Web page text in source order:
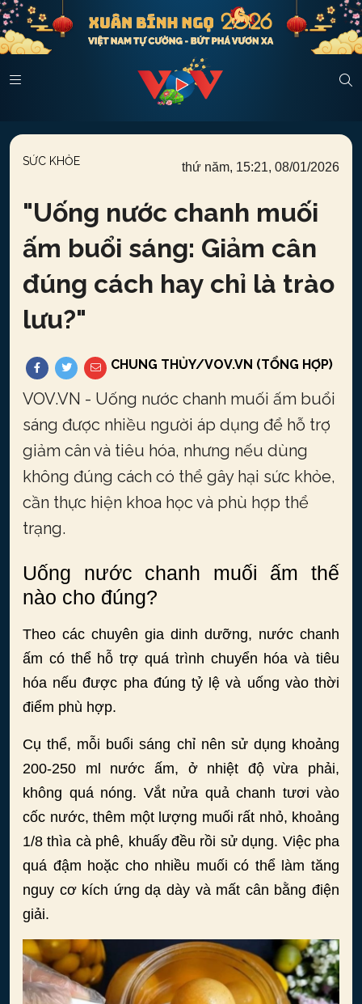
SỨC KHỎE thứ năm, 15:21, 08/01/2026
"Uống nước chanh muối
ấm buổi sáng: Giảm cân
đúng cách hay chỉ là trào
lưu?"
CHUNG THỦY/VOV.VN (TỔNG HỢP)
VOV.VN - Uống nước chanh muối ấm buổi
sáng được nhiều người áp dụng để hỗ trợ
giảm cân và tiêu hóa, nhưng nếu dùng
không đúng cách có thể gây hại sức khỏe,
cần thực hiện khoa học và phù hợp thể
trạng.
Uống nước chanh muối ấm thế
nào cho đúng?
Theo các chuyên gia dinh dưỡng, nước chanh
ấm có thể hỗ trợ quá trình chuyển hóa và tiêu
hóa nếu được pha đúng tỷ lệ và uống vào thời
điểm phù hợp.
Cụ thể, mỗi buổi sáng chỉ nên sử dụng khoảng
200-250 ml nước ấm, ở nhiệt độ vừa phải,
không quá nóng. Vắt nửa quả chanh tươi vào
cốc nước, thêm một lượng muối rất nhỏ, khoảng
1/8 thìa cà phê, khuấy đều rồi sử dụng. Việc pha
quá đậm hoặc cho nhiều muối có thể làm tăng
nguy cơ kích ứng dạ dày và mất cân bằng điện
giải.